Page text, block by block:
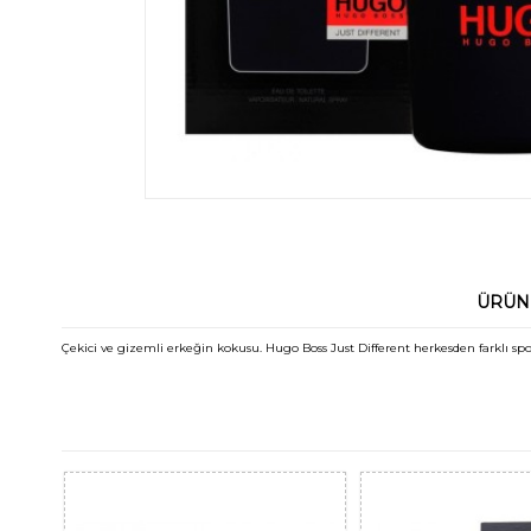
Çekici ve gizemli erkeğin kokusu. Hugo Boss Just Different herkesden farklı